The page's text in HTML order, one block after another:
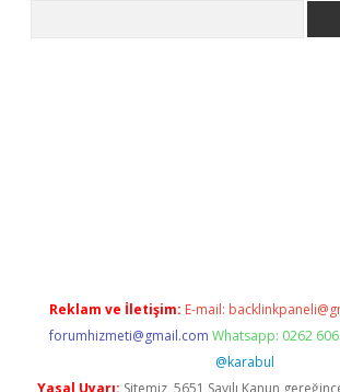
Reklam ve İletişim: E-mail:
forumhizmeti@gmail.com Whatsapp: 0262
@karabul
Yasal Uyarı: Sitemiz, 5651 Sayılı Kanun